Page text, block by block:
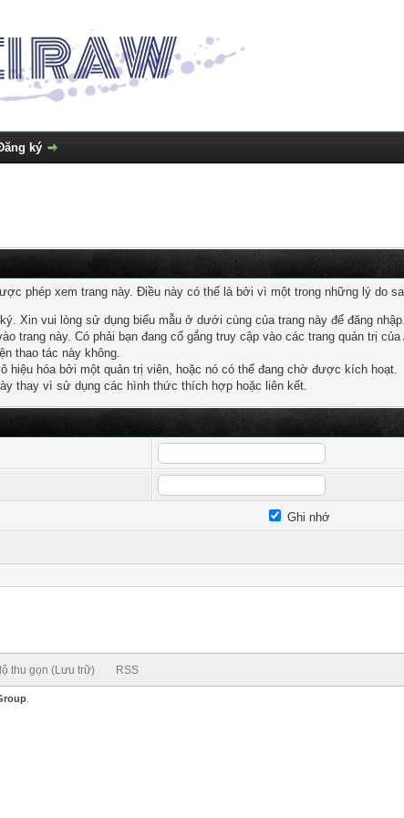
ký
phép xem trang này. Điều này có thể là bởi vì một trong những lý do
Xin vui lòng sử dụng biểu mẫu ở dưới cùng của trang này để đăng nhập.
trang này. Có phải bạn đang cố gắng truy cập vào các trang quản trị
thao tác này không.
hiệu hóa bởi một quản trị viên, hoặc nó có thể đang chờ được kích hoạt.
thay vì sử dụng các hình thức thích hợp hoặc liên kết.
Ghi nhớ
thu gọn (Lưu trữ) RSS
.